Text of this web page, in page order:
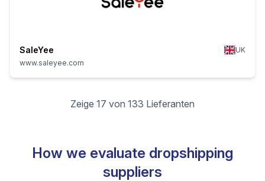
SaleYee
UK
www.saleyee.com
Zeige 17 von 133 Lieferanten
How we evaluate dropshipping
suppliers